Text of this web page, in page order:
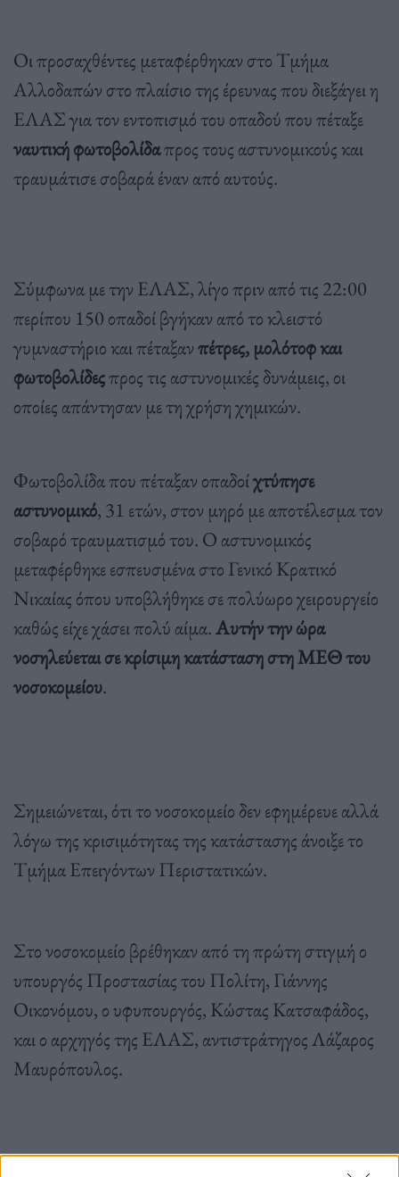
Οι προσαχθέντες μεταφέρθηκαν στο Τμήμα
Αλλοδαπών στο πλαίσιο της έρευνας που διεξάγει η
ΕΛΑΣ για τον εντοπισμό του οπαδού που πέταξε
ναυτική φωτοβολίδαπρος τους αστυνομικούς και
τραυμάτισε σοβαρά έναν από αυτούς.
Σύμφωνα με την ΕΛΑΣ, λίγο πριν από τις 22:00
περίπου 150 οπαδοί βγήκαν από το κλειστό
γυμναστήριο και πέταξανπέτρες, μολότοφ και
φωτοβολίδεςπρος τις αστυνομικές δυνάμεις, οι
οποίες απάντησαν με τη χρήση χημικών.
Φωτοβολίδα που πέταξαν οπαδοίχτύπησε
αστυνομικό, 31 ετών, στον μηρό με αποτέλεσμα τον
σοβαρό τραυματισμό του. Ο αστυνομικός
μεταφέρθηκε εσπευσμένα στο Γενικό Κρατικό
Νικαίας όπου υποβλήθηκε σε πολύωρο χειρουργείο
καθώς είχε χάσει πολύ αίμα.Αυτήν την ώρα
νοσηλεύεται σε κρίσιμη κατάσταση στη ΜΕΘ του
νοσοκομείου.
Σημειώνεται, ότι το νοσοκομείο δεν εφημέρευε αλλά
λόγω της κρισιμότητας της κατάστασης άνοιξε το
Τμήμα Επειγόντων Περιστατικών.
Στο νοσοκομείο βρέθηκαν από τη πρώτη στιγμή ο
υπουργός Προστασίας του Πολίτη, Γιάννης
Οικονόμου, ο υφυπουργός, Κώστας Κατσαφάδος,
και ο αρχηγός της ΕΛΑΣ, αντιστράτηγος Λάζαρος
Μαυρόπουλος.